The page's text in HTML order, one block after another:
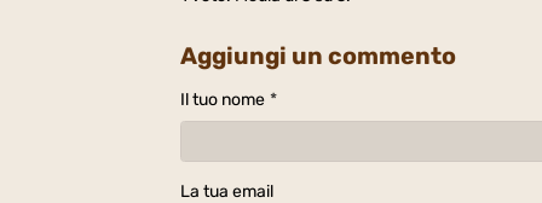
Aggiungi un commento
Il tuo nome
La tua email